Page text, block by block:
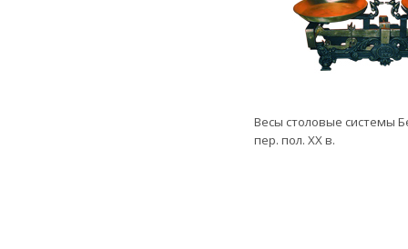
Весы столовые системы
пер. пол. ХХ в.